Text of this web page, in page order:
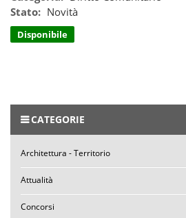
Stato: Novità
Disponibile
CATEGORIE
Architettura - Territorio
Attualità
Concorsi